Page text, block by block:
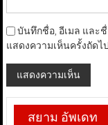
บันทึกชื่อ, อีเมล และ
แสดงความเห็นครั้งถัดไป
สยาม อัพเดท